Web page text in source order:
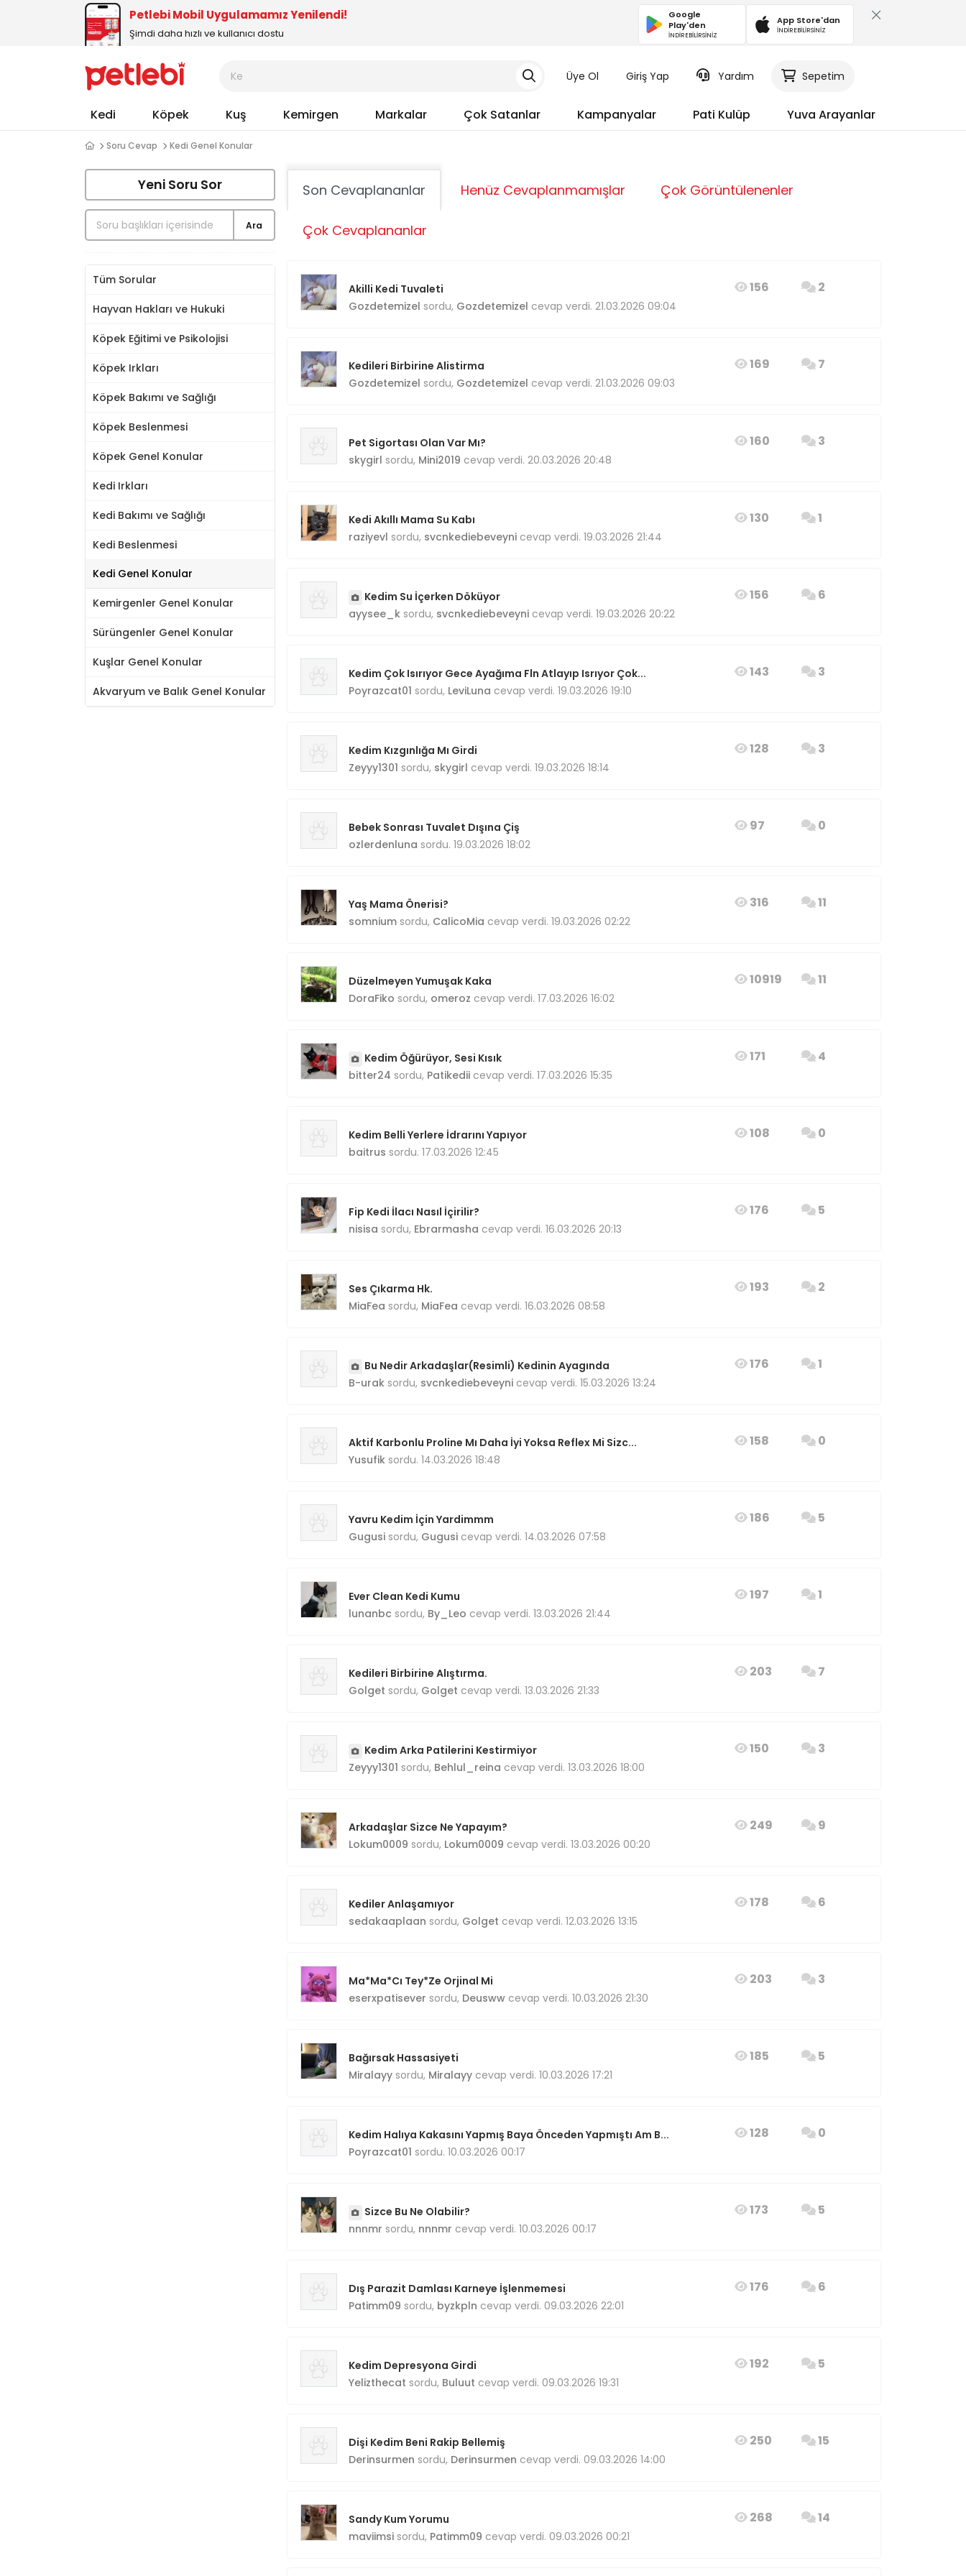
Petlebi Mobil Uygulamamız Yenilendi!
Şimdi daha hızlı ve kullanıcı dostu
Google
Play'den
İNDİREBİLİRSİNİZ
App Store'dan
İNDİREBİLİRSİNİZ
Üye Ol Giriş Yap Yardım Sepetim
Kedi Köpek Kuş Kemirgen Markalar Çok Satanlar Kampanyalar Pati Kulüp Yuva Arayanlar
Soru Cevap Kedi Genel Konular
Yeni Soru Sor
Ara
Tüm Sorular
Hayvan Hakları ve Hukuki
Köpek Eğitimi ve Psikolojisi
Köpek Irkları
Köpek Bakımı ve Sağlığı
Köpek Beslenmesi
Köpek Genel Konular
Kedi Irkları
Kedi Bakımı ve Sağlığı
Kedi Beslenmesi
Kedi Genel Konular
Kemirgenler Genel Konular
Sürüngenler Genel Konular
Kuşlar Genel Konular
Akvaryum ve Balık Genel Konular
Son Cevaplananlar Henüz Cevaplanmamışlar Çok Görüntülenenler
Çok Cevaplananlar
Akilli Kedi Tuvaleti
Gozdetemizel sordu, Gozdetemizel cevap verdi. 21.03.2026 09:04
2
156
Kedileri Birbirine Alistirma
Gozdetemizel sordu, Gozdetemizel cevap verdi. 21.03.2026 09:03
7
169
Pet Sigortası Olan Var Mı?
skygirl sordu, Mini2019 cevap verdi. 20.03.2026 20:48
3
160
Kedi Akıllı Mama Su Kabı
raziyevl sordu, svcnkediebeveynicevap verdi. 19.03.2026 21:44
1
130
Kedim Su İçerken Döküyor
ayysee_ksordu, svcnkediebeveynicevap verdi. 19.03.2026 20:22
6
156
Kedim Çok Isırıyor Gece Ayağıma Fln Atlayıp Isrıyor Çok...
Poyrazcat01 sordu, LeviLuna cevap verdi. 19.03.2026 19:10
3
143
Kedim Kızgınlığa Mı Girdi
Zeyyy1301 sordu, skygirl cevap verdi. 19.03.2026 18:14
3
128
Bebek Sonrası Tuvalet Dışına Çiş
ozlerdenluna sordu. 19.03.2026 18:02
0
97
Yaş Mama Önerisi?
somniumsordu, CalicoMia cevap verdi. 19.03.2026 02:22
11
316
Düzelmeyen Yumuşak Kaka
DoraFiko sordu, omeroz cevap verdi. 17.03.2026 16:02
11
10919
Kedim Öğürüyor, Sesi Kısık
bitter24 sordu, Patikediicevap verdi. 17.03.2026 15:35
4
171
Kedim Belli Yerlere İdrarını Yapıyor
baitrus sordu. 17.03.2026 12:45
0
108
Fip Kedi İlacı Nasıl İçirilir?
nisisa sordu, Ebrarmasha cevap verdi. 16.03.2026 20:13
5
176
Ses Çıkarma Hk.
MiaFea sordu, MiaFea cevap verdi. 16.03.2026 08:58
2
193
Bu Nedir Arkadaşlar(Resimli) Kedinin Ayagında
B-uraksordu, svcnkediebeveynicevap verdi. 15.03.2026 13:24
1
176
Aktif Karbonlu Proline Mı Daha İyi Yoksa Reflex Mi Sizc...
Yusufiksordu. 14.03.2026 18:48
0
158
Yavru Kedim İçin Yardimmm
Gugusisordu, Gugusicevap verdi. 14.03.2026 07:58
5
186
Ever Clean Kedi Kumu
lunanbc sordu, By_Leo cevap verdi. 13.03.2026 21:44
1
197
Kedileri Birbirine Alıştırma.
Golget sordu, Golget cevap verdi. 13.03.2026 21:33
7
203
Kedim Arka Patilerini Kestirmiyor
Zeyyy1301 sordu, Behlul_reina cevap verdi. 13.03.2026 18:00
3
150
Arkadaşlar Sizce Ne Yapayım?
Lokum0009 sordu, Lokum0009 cevap verdi. 13.03.2026 00:20
9
249
Kediler Anlaşamıyor
sedakaaplaan sordu, Golget cevap verdi. 12.03.2026 13:15
6
178
Ma*Ma*Cı Tey*Ze Orjinal Mi
eserxpatisever sordu, Deuswwcevap verdi. 10.03.2026 21:30
3
203
Bağırsak Hassasiyeti
Miralayysordu, Miralayycevap verdi. 10.03.2026 17:21
5
185
Kedim Halıya Kakasını Yapmış Baya Önceden Yapmıştı Am B...
Poyrazcat01 sordu. 10.03.2026 00:17
0
128
Sizce Bu Ne Olabilir?
nnnmr sordu, nnnmr cevap verdi. 10.03.2026 00:17
5
173
Dış Parazit Damlası Karneye İşlenmemesi
Patimm09 sordu, byzkpln cevap verdi. 09.03.2026 22:01
6
176
Kedim Depresyona Girdi
Yelizthecat sordu, Buluut cevap verdi. 09.03.2026 19:31
5
192
Dişi Kedim Beni Rakip Bellemiş
Derinsurmen sordu, Derinsurmen cevap verdi. 09.03.2026 14:00
15
250
Sandy Kum Yorumu
maviimsisordu, Patimm09 cevap verdi. 09.03.2026 00:21
14
268